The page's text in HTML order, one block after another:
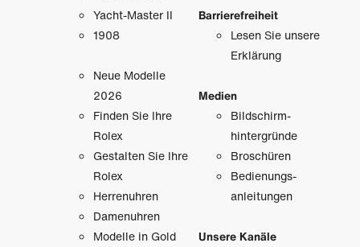
Yacht-Master II
1908
Neue Modelle
2026
Finden Sie Ihre
Rolex
Gestalten Sie Ihre
Rolex
Herrenuhren
Damenuhren
Modelle in Gold
Barrierefreiheit
Lesen Sie unsere
Erklärung
Medien
Bildschirm­
hintergründe
Broschüren
Bedienungs­
anleitungen
Unsere Kanäle